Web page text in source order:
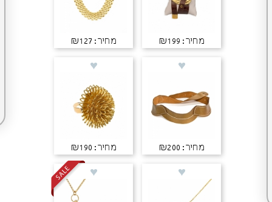
מחיר: ₪199 מחיר: ₪127
מחיר: ₪200 מחיר: ₪190